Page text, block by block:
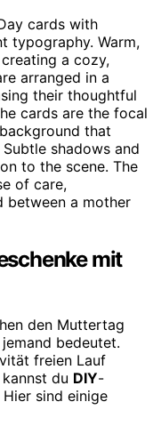
mit
den Muttertag
bedeutet.
freien Lauf
du DIY-
sind einige